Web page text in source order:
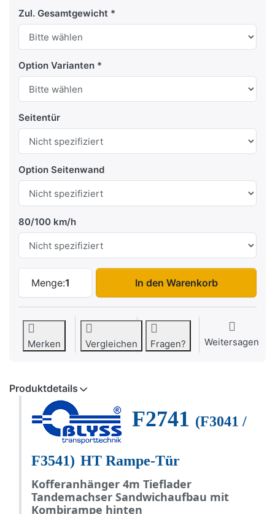
Zul. Gesamtgewicht
Option Varianten
Seitentür
Option Seitenwand
80/100 km/h
Menge:1
F2741 HT Rampe-Tür zu 8.698,00 €,
In den Warenkorb
Merken Vergleichen Fragen? Weitersagen
Produktdetails
F2741 (F3041 /
F3541) HT Rampe-Tür
Kofferanhänger 4m Tieflader
Tandemachser Sandwichaufbau mit
Kombirampe hinten